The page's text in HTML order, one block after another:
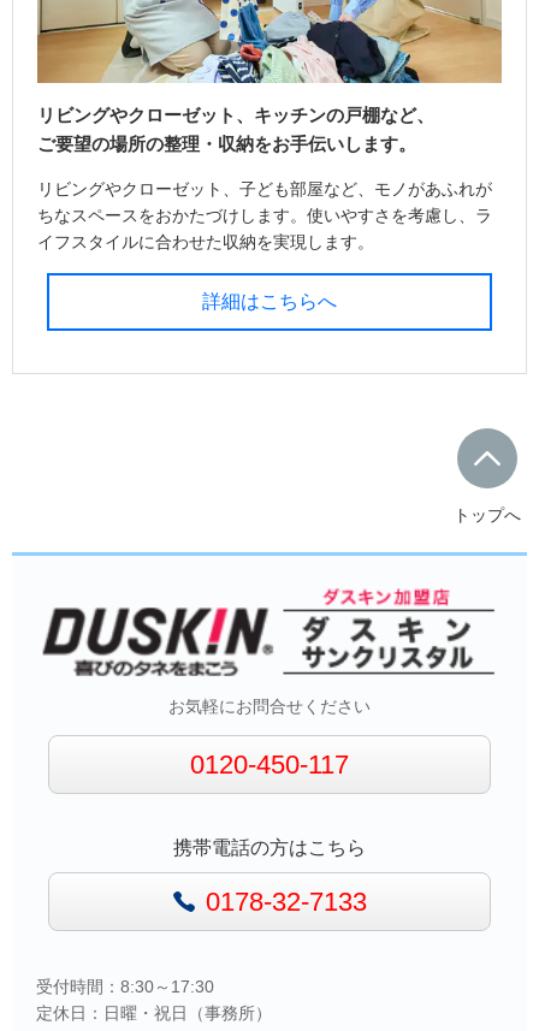
リビングやクローゼット、キッチンの戸棚など、
ご要望の場所の整理・収納をお手伝いします。
リビングやクローゼット、子ども部屋など、モノがあふれが
ちなスペースをおかたづけします。使いやすさを考慮し、ラ
イフスタイルに合わせた収納を実現します。
詳細はこちらへ
トップへ
お気軽にお問合せください
0120-450-117
携帯電話の方はこちら
0178-32-7133
受付時間：8:30～17:30
定休日：日曜・祝日（事務所）